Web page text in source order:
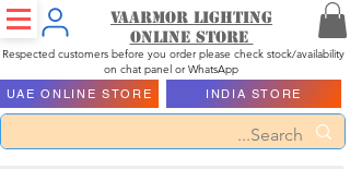
Vaarmor Lighting
ONLINE STORE
Respected customers before you order please check stock/availability
on chat panel or WhatsApp
UAE ONLINE STORE INDIA STORE